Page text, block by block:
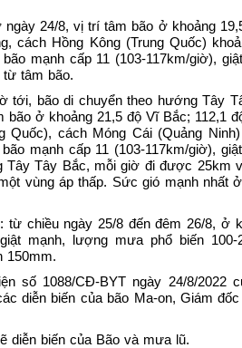
ngày 24/8, vị trí tâm bão ở khoảng
cách Hồng Kông (Trung Quốc)
mạnh cấp 11 (103-117km/giờ),
từ tâm bão.
tới, bão di chuyển theo hướng Tây
bão ở khoảng 21,5 độ Vĩ Bắc; 112,1
Quốc), cách Móng Cái (Quảng
mạnh cấp 11 (103-117km/giờ),
Tây Tây Bắc, mỗi giờ đi được 25km
vùng áp thấp. Sức gió mạnh nhất
từ chiều ngày 25/8 đến đêm 26/8,
mạnh, lượng mưa phổ biến
150mm.
số 1088/CĐ-BYT ngày 24/8/
diễn biến của bão Ma-on, Giám
diễn biến của Bão và mưa lũ.